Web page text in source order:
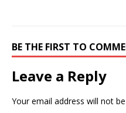
BE THE FIRST TO
Leave a Reply
Your email address will not